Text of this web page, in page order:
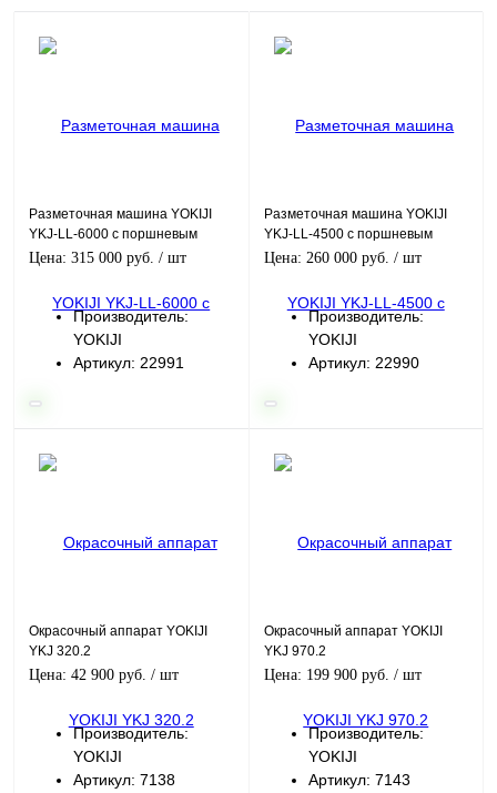
Разметочная машина YOKIJI
YKJ-LL-6000 с поршневым
насосом
Цена: 315 000 руб. / шт
Производитель:
YOKIJI
Артикул: 22991
Разметочная машина YOKIJI
YKJ-LL-4500 с поршневым
насосом
Цена: 260 000 руб. / шт
Производитель:
YOKIJI
Артикул: 22990
Окрасочный аппарат YOKIJI
YKJ 320.2
Цена: 42 900 руб. / шт
Производитель:
YOKIJI
Артикул: 7138
Окрасочный аппарат YOKIJI
YKJ 970.2
Цена: 199 900 руб. / шт
Производитель:
YOKIJI
Артикул: 7143